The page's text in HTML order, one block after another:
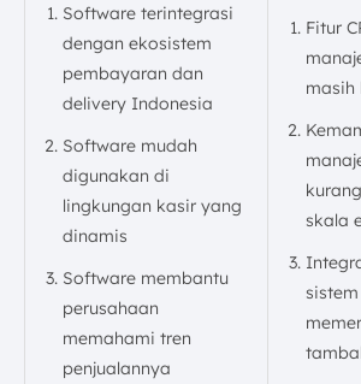
Software terintegrasi
dengan ekosistem
pembayaran dan
delivery Indonesia
Software mudah
digunakan di
lingkungan kasir yang
dinamis
Software membantu
perusahaan
memahami tren
penjualannya
Fitur
masih
skala